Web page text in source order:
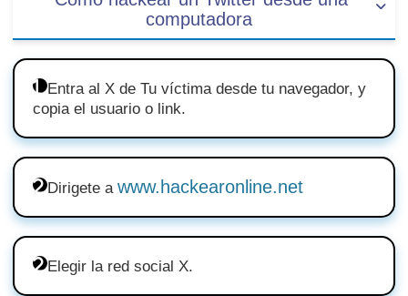
computadora
Entra al X de Tu víctima desde tu navegador, y
copia el usuario o link.
Dirigete awww.hackearonline.net
Elegir la red social X.